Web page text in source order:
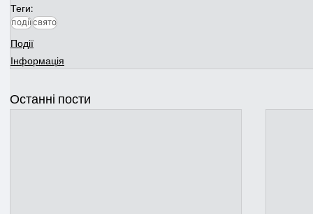
Теги:
подіїсвято
Події
Інформація
Останні пости